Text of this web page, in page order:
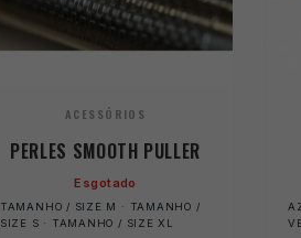
ACESSÓRIOS
PERLES SMOOTH PULLER
Esgotado
TAMANHO / SIZE M · TAMANHO /
SIZE S · TAMANHO / SIZE XL